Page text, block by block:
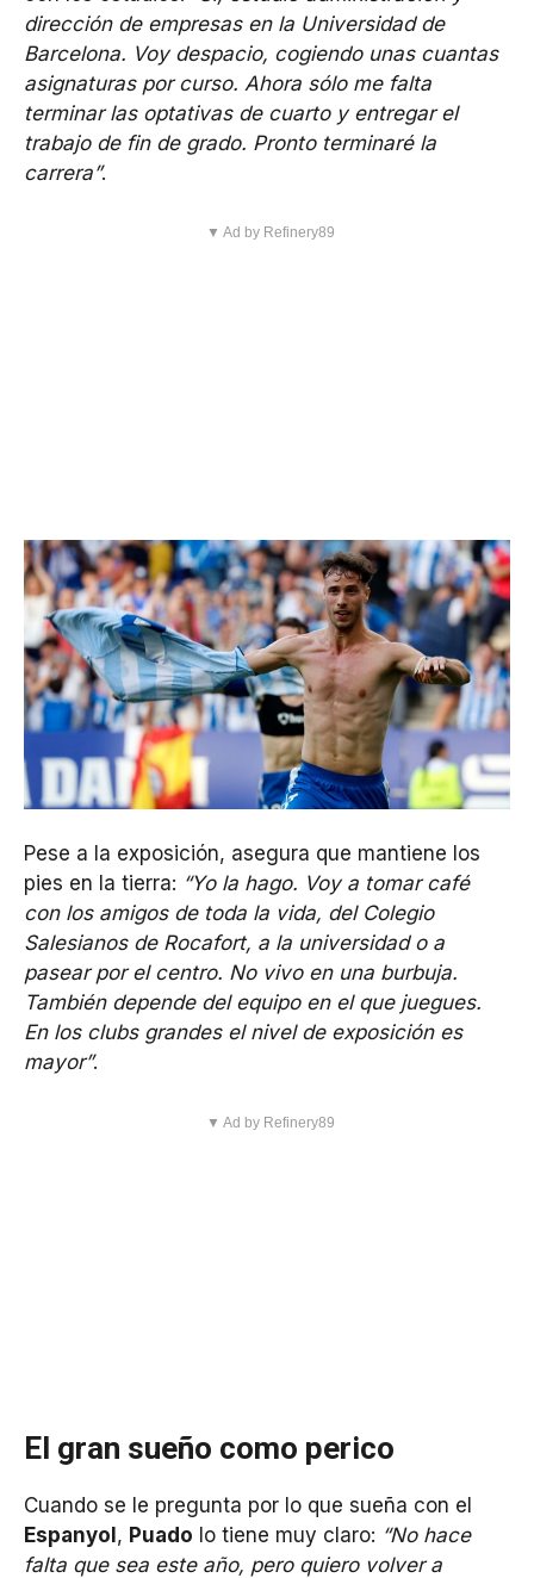
dirección de empresas en la Universidad de
Barcelona. Voy despacio, cogiendo unas cuantas
asignaturas por curso. Ahora sólo me falta
terminar las optativas de cuarto y entregar el
trabajo de fin de grado. Pronto terminaré la
carrera”.
▼ Ad by Refinery89
Pese a la exposición, asegura que mantiene los
pies en la tierra: “Yo la hago. Voy a tomar café
con los amigos de toda la vida, del Colegio
Salesianos de Rocafort, a la universidad o a
pasear por el centro. No vivo en una burbuja.
También depende del equipo en el que juegues.
En los clubs grandes el nivel de exposición es
mayor”.
▼ Ad by Refinery89
El gran sueño como perico
Cuando se le pregunta por lo que sueña con el
Espanyol, Puado lo tiene muy claro: “No hace
falta que sea este año, pero quiero volver a